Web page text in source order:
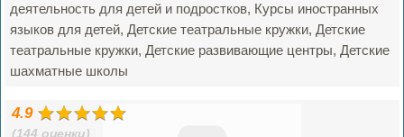
деятельность для детей и подростков, Курсы иностранных
языков для детей, Детские театральные кружки, Детские
театральные кружки, Детские развивающие центры, Детские
шахматные школы
4.9
(144 оценки)